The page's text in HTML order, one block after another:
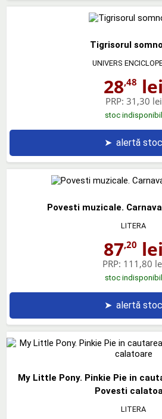
Tigrisorul
UNIVERS
28,48 lei
PRP: 31,30 lei
stoc indisponibil
➤ alertă stoc
Povesti muzicale.
LITERA
87,20 lei
PRP: 111,80
stoc indisponibil
➤ alertă stoc
My Little Pony. Pinkie Pie in
Povesti
LITERA